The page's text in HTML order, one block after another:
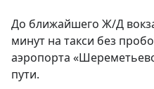
До ближайшего Ж/Д
минут на такси без
аэропорта
пути.